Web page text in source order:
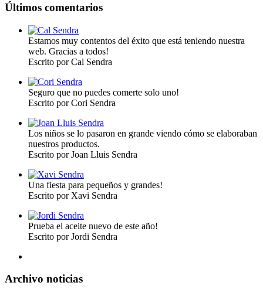
Últimos comentarios
Estamos muy contentos del éxito que está teniendo nuestra
web. Gracias a todos!
Escrito por Cal Sendra
Seguro que no puedes comerte solo uno!
Escrito por Cori Sendra
Los niños se lo pasaron en grande viendo cómo se elaboraban
nuestros productos.
Escrito por Joan Lluis Sendra
Una fiesta para pequeños y grandes!
Escrito por Xavi Sendra
Prueba el aceite nuevo de este año!
Escrito por Jordi Sendra
Archivo noticias